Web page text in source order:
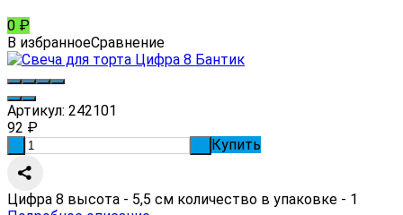
0 ₽
В избранноеСравнение
Артикул: 242101
92 ₽
Купить
Цифра 8 высота - 5,5 см количество в упаковке - 1